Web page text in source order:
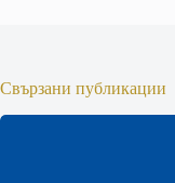
Свързани публикации